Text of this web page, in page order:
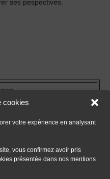
cookies
votre expérience en analysant
vous confirmez avoir pris
présentée dans nos mentions
ses pespectives.